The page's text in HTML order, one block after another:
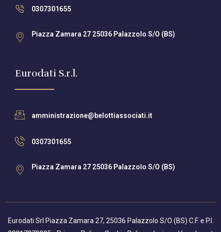
0307301655
Piazza Zamara 27 25036 Palazzolo S/O (BS)
Eurodati S.r.l.
amministrazione@belottiassociati.it
0307301655
Piazza Zamara 27 25036 Palazzolo S/O (BS)
Eurodati Srl Piazza Zamara 27, 25036 Palazzolo S/O (BS) C.F. e P.I.